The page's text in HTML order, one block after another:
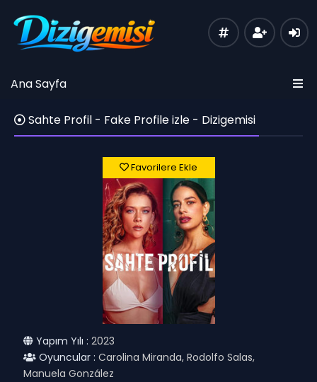
Ana Sayfa
Sahte Profil - Fake Profile izle - Dizigemisi
Favorilere Ekle
Yapım Yılı : 2023
Oyuncular : Carolina Miranda, Rodolfo Salas,
Manuela González